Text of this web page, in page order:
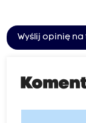
Wyślij opinię na